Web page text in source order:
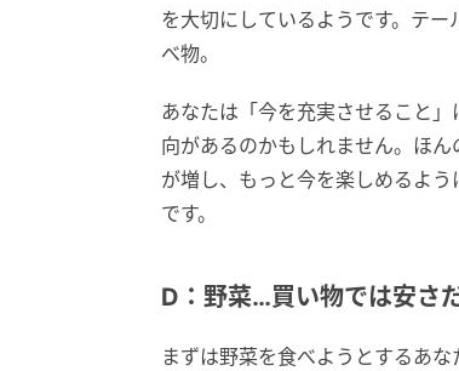
を大切にしているようです。テ
べ物。
あなたは「今を充実させること
向があるのかもしれません。ほ
が増し、もっと今を楽しめるよ
です。
D：野菜…買い物では安さ
まずは野菜を食べようとするあ